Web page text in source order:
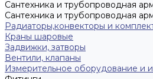
Сантехника и трубопроводная
Сантехника и трубопроводная
Радиаторы,конвекторы и
Краны шаровые
Задвижки, затворы
Вентили, клапаны
Измерительное оборудование и